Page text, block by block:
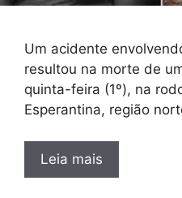
Um acidente
resultou na morte de
quinta-feira (1º), na
Esperantina, região
Leia mais